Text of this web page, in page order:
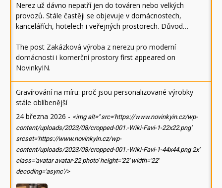
Nerez už dávno nepatří jen do továren nebo velkých
provozů. Stále častěji se objevuje v domácnostech,
kancelářích, hotelech i veřejných prostorech. Důvod…
The post Zakázková výroba z nerezu pro moderní
domácnosti i komerční prostory first appeared on
NovinkyIN.
Gravírování na míru: proč jsou personalizované výrobky
stále oblíbenější
24 března 2026 - <img alt='' src='https://www.novinkyin.cz/wp-
content/uploads/2023/08/cropped-001.-Wiki-Favi-1-22x22.png'
srcset='https://www.novinkyin.cz/wp-
content/uploads/2023/08/cropped-001.-Wiki-Favi-1-44x44.png 2x'
class='avatar avatar-22 photo' height='22' width='22'
decoding='async'/>